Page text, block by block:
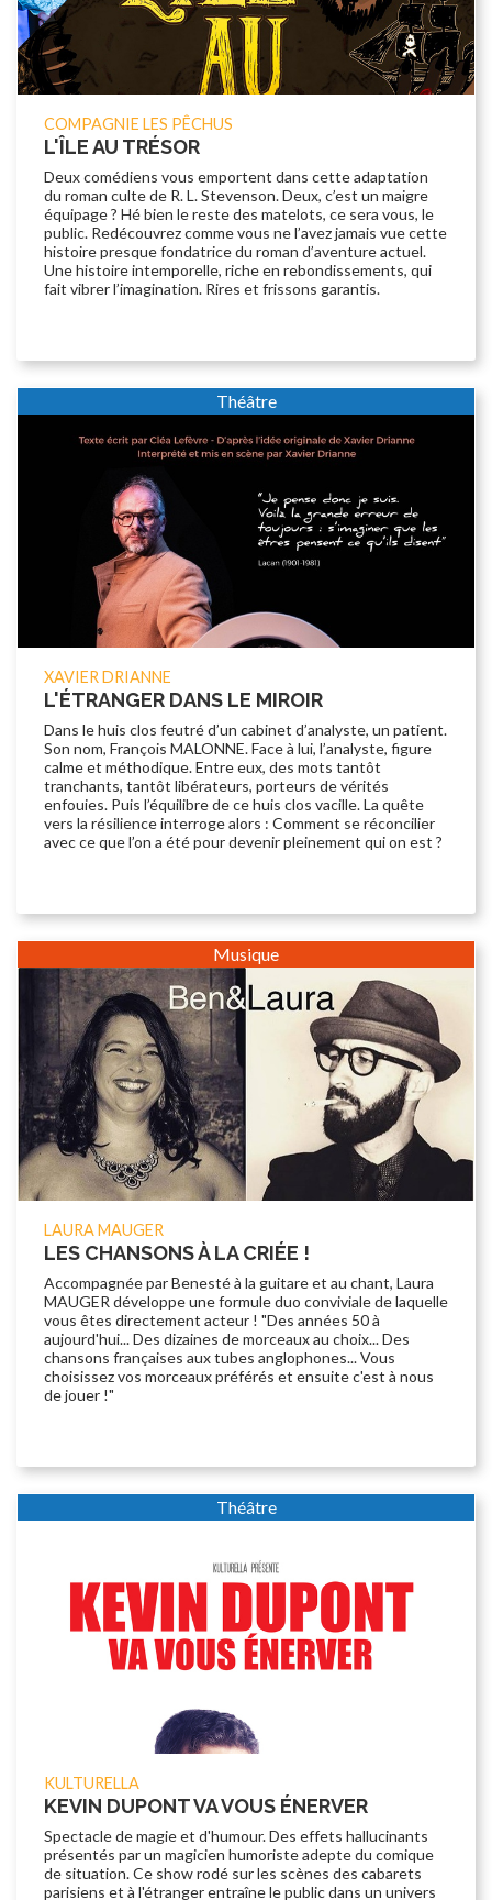
COMPAGNIE LES PÊCHUS
L'ÎLE AU TRÉSOR
Deux comédiens vous emportent dans cette adaptation
du roman culte de R. L. Stevenson. Deux, c’est un maigre
équipage ? Hé bien le reste des matelots, ce sera vous, le
public. Redécouvrez comme vous ne l’avez jamais vue cette
histoire presque fondatrice du roman d’aventure actuel.
Une histoire intemporelle, riche en rebondissements, qui
fait vibrer l’imagination. Rires et frissons garantis.
Théâtre
XAVIER DRIANNE
L'ÉTRANGER DANS LE MIROIR
Dans le huis clos feutré d’un cabinet d’analyste, un patient.
Son nom, François MALONNE. Face à lui, l’analyste, figure
calme et méthodique. Entre eux, des mots tantôt
tranchants, tantôt libérateurs, porteurs de vérités
enfouies. Puis l’équilibre de ce huis clos vacille. La quête
vers la résilience interroge alors : Comment se réconcilier
avec ce que l’on a été pour devenir pleinement qui on est ?
Musique
LAURA MAUGER
LES CHANSONS À LA CRIÉE !
Accompagnée par Benesté à la guitare et au chant, Laura
MAUGER développe une formule duo conviviale de laquelle
vous êtes directement acteur ! "Des années 50 à
aujourd'hui... Des dizaines de morceaux au choix... Des
chansons françaises aux tubes anglophones... Vous
choisissez vos morceaux préférés et ensuite c'est à nous
de jouer !"
Théâtre
KULTURELLA
KEVIN DUPONT VA VOUS ÉNERVER
Spectacle de magie et d'humour. Des effets hallucinants
présentés par un magicien humoriste adepte du comique
de situation. Ce show rodé sur les scènes des cabarets
parisiens et à l'étranger entraîne le public dans un univers